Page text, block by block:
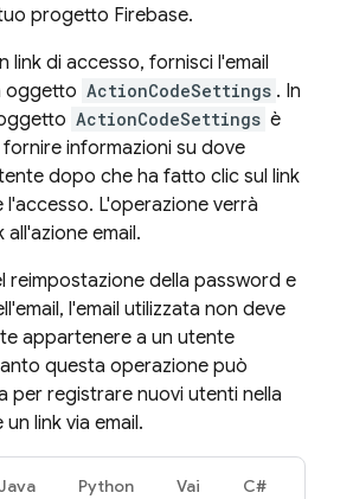
progetto Firebase.
link di accesso, fornisci l'email
oggetto ActionCodeSettings . In
ActionCodeSettings è
informazioni su dove
dopo che ha fatto clic sul link
L'operazione verrà
all'azione email.
reimpostazione della password e
l'email utilizzata non deve
appartenere a un utente
questa operazione può
per registrare nuovi utenti nella
link via email.
Python Vai C#